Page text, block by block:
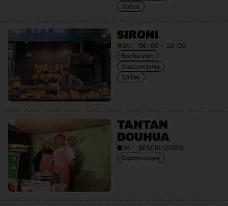
Süßes
SIRONI
SA:09:00 – 19:00
Backwaren
Gastronomie
Süßes
TANTAN
DOUHUA
SA: GESCHLOSSEN
Gastronomie